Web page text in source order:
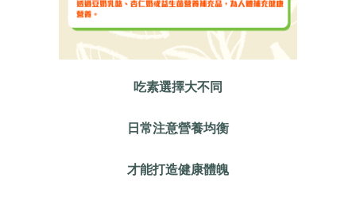
吃素選擇大不同
日常注意營養均衡
才能打造健康體魄